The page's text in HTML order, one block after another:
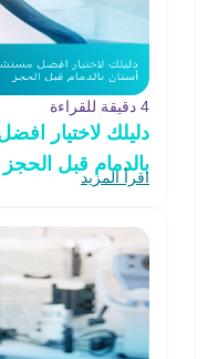
4 دقيقة للقراءة
دليلك لاختيار
بالدمام قبل الحجز
اقرأ المزيد